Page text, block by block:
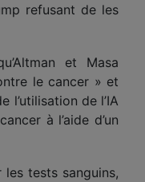
refusant de les
et Masa
le cancer » et
l’utilisation de l’IA
à l’aide d’un
les tests sanguins,